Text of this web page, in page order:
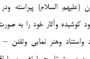
(عليهم السلام) پيراسته
کوشيده وآثار خود را به
واستناد وهنر نمايي